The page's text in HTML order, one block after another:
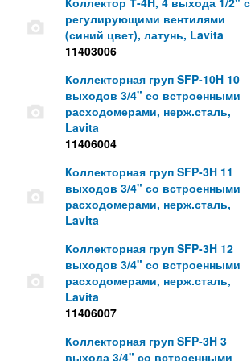
регулирующими вентилями
(синий цвет), латунь, Lavita
11403006
Коллекторная груп SFP-10H 10
выходов 3/4" со встроенными
расходомерами, нерж.сталь,
Lavita
11406004
Коллекторная груп SFP-3H 11
выходов 3/4" со встроенными
расходомерами, нерж.сталь,
Lavita
Коллекторная груп SFP-3H 12
выходов 3/4" со встроенными
расходомерами, нерж.сталь,
Lavita
11406007
Коллекторная груп SFP-3H 3
выхода 3/4" со встроенными